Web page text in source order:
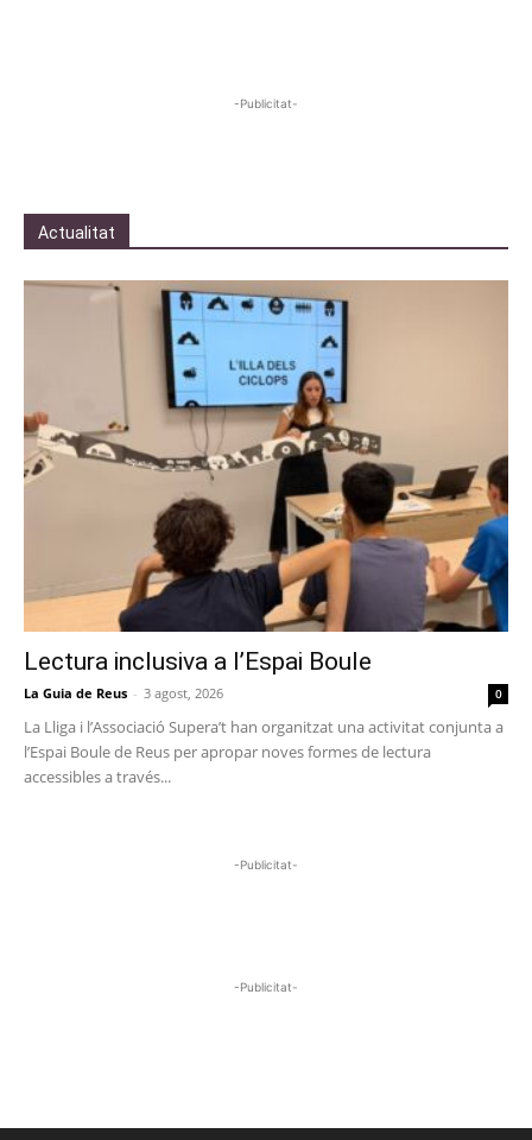
-Publicitat-
Actualitat
Lectura inclusiva a l’Espai Boule
La Guia de Reus - 3 agost, 2026 0
La Lliga i l’Associació Supera’t han organitzat una activitat conjunta a
l’Espai Boule de Reus per apropar noves formes de lectura
accessibles a través...
-Publicitat-
-Publicitat-